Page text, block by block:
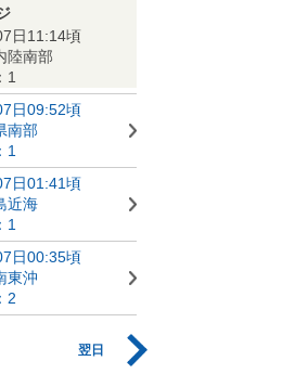
日11:14頃
陸南部
1
日09:52頃
南部
1
日01:41頃
近海
1
日00:35頃
東沖
2
翌日